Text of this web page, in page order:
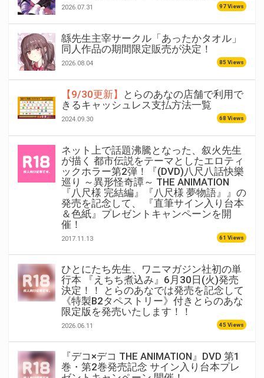
2026.07.31 97 Views
緜先生主宰サークル「あったかタオル」
同人作品の期間限定販売が決定！
2026.08.04 85 Views
【9/30更新】
とらのあなの店舗で利用で
きるキャッシュレス支払方法一覧
2024.09.30 68 Views
ネット上で話題沸騰となった、叙火先生
が描く 都市伝説をテーマとしたエロティ
ックホラー第2弾！『(DVD)八尺八話快樂
巡り ～異形怪奇譚～ THE ANIMATION
『八尺様 完結編』『八尺様 夢物語』』の
発売を記念して、 『直筆サイン入り台本
＆色紙』プレゼントキャンペーンを開
催！
2017.11.13 61 Views
ひとにたち先生、ワニマガジン社初の単
行本 『えちち煮込み』6月30日(火)発売
決定！！ とらのあなでは発売を記念して
《特製B2タペストリー》付きとらのあな
限定版を発売いたします！！
2026.06.11 45 Views
『デコ×デコ THE ANIMATION』DVD 第1
巻・第2巻発売記念 サイン入り台本プレ